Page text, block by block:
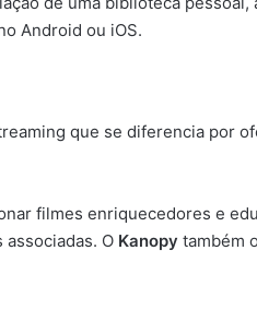
Android ou iOS.
que se diferencia por
filmes enriquecedores e
O Kanopy também